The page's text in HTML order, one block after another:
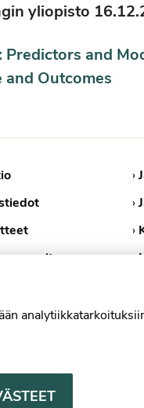
yliopisto
and
and Outcomes
›
›
›
›
›
Facebookissa
Psykologiliitto